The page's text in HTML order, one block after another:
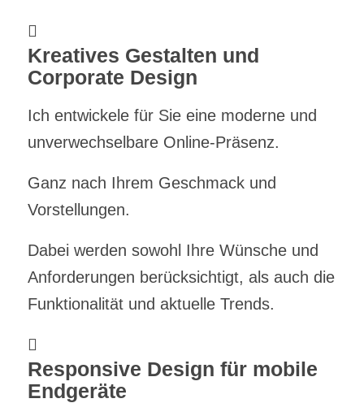
Kreatives Gestalten und
Corporate Design
Ich entwickele für Sie eine moderne und
unverwechselbare Online-Präsenz.
Ganz nach Ihrem Geschmack und
Vorstellungen.
Dabei werden sowohl Ihre Wünsche und
Anforderungen berücksichtigt, als auch die
Funktionalität und aktuelle Trends.
Responsive Design für mobile
Endgeräte